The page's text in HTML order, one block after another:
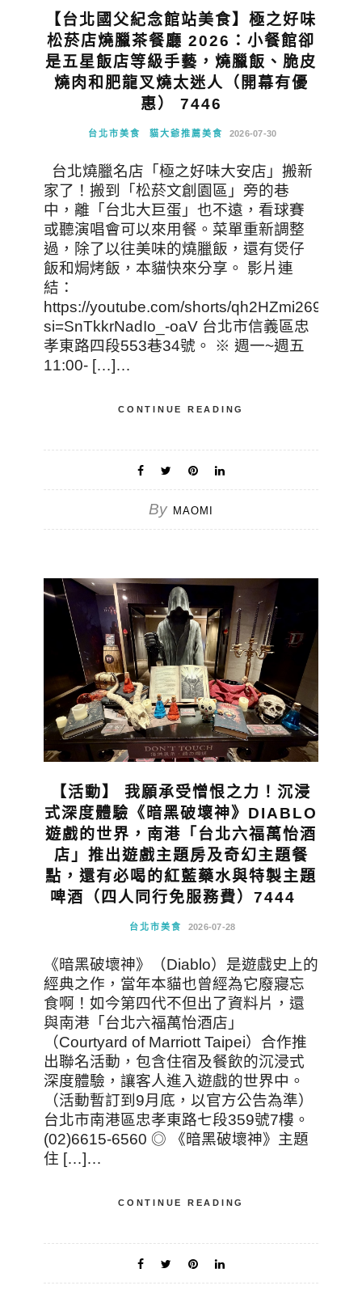
【台北國父紀念館站美食】極之好味
松菸店燒臘茶餐廳 2026：小餐館卻
是五星飯店等級手藝，燒臘飯、脆皮
燒肉和肥龍叉燒太迷人（開幕有優
惠） 7446
台北市美食 貓大爺推薦美食 2026-07-30
台北燒臘名店「極之好味大安店」搬新
家了！搬到「松菸文創園區」旁的巷
中，離「台北大巨蛋」也不遠，看球賽
或聽演唱會可以來用餐。菜單重新調整
過，除了以往美味的燒臘飯，還有煲仔
飯和焗烤飯，本貓快來分享。 影片連
結：
https://youtube.com/shorts/qh2HZmi269I?
si=SnTkkrNadIo_-oaV 台北市信義區忠
孝東路四段553巷34號。 ※ 週一~週五
11:00- […]…
CONTINUE READING
By MAOMI
【活動】 我願承受憎恨之力！沉浸
式深度體驗《暗黑破壞神》DIABLO
遊戲的世界，南港「台北六福萬怡酒
店」推出遊戲主題房及奇幻主題餐
點，還有必喝的紅藍藥水與特製主題
啤酒（四人同行免服務費）7444
台北市美食 2026-07-28
《暗黑破壞神》（Diablo）是遊戲史上的
經典之作，當年本貓也曾經為它廢寢忘
食啊！如今第四代不但出了資料片，還
與南港「台北六福萬怡酒店」
（Courtyard of Marriott Taipei）合作推
出聯名活動，包含住宿及餐飲的沉浸式
深度體驗，讓客人進入遊戲的世界中。
（活動暫訂到9月底，以官方公告為準）
台北市南港區忠孝東路七段359號7樓。
(02)6615-6560 ◎ 《暗黑破壞神》主題
住 […]…
CONTINUE READING